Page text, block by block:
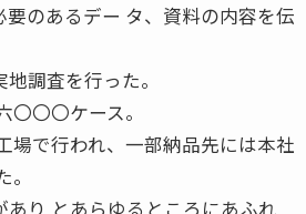
のあるデー タ、資料の内容を伝
調査を行った。
〇〇ケース。
場で行われ、一部納品先には本社
り とあらゆるところにあふれ